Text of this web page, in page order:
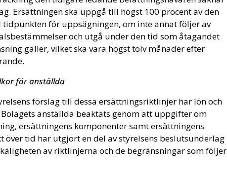
Ersättningen ska uppgå till högst 100 procent av den
för uppsägningen, om inte annat följer av
och utgå under den tid som åtagandet
gäller, vilket ska vara högst tolv månader efter
för anställda
förslag till dessa ersättningsriktlinjer har lön och
anställda beaktats genom att uppgifter om
ersättningens komponenter samt ersättningens
över tid har utgjort en del av styrelsens beslutsunderlag
av riktlinjerna och de begränsningar som följer